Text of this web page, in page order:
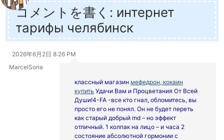
コメントを書く: интернет
тарифы челябинск
2026年6月2日 8:26 PM
MarcelSoria
классный магазин мефедрон, кокаин
купить Удачи Вам и Процветания От Всей
Души!4-FA -все кто гнал, обломитесь, вы
просто его не понял. Он не будет переть
как старый добрый md – но эффект
отличный. 1 колпак на лицо – и часа 2
состояние абсолютной гормонии с